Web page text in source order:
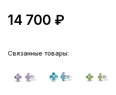
14 700 ₽
Связанные товары: